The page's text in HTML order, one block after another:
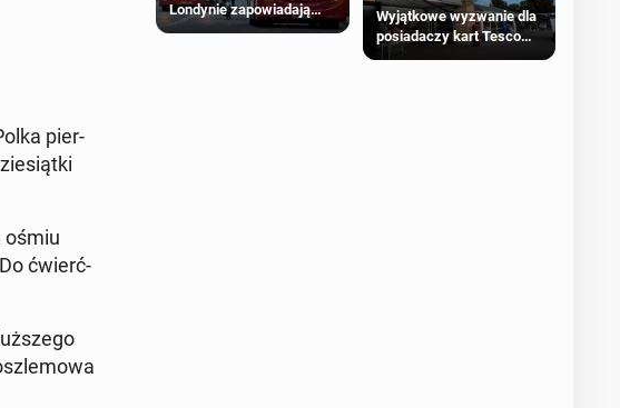
pier­
ośmiu
ćwierć­
Londynie zapowiadają
strajki
Wyjątkowe wyzwanie dla
posiadaczy kart Tesco
Clubcard!